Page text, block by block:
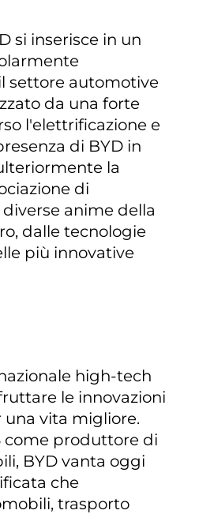
si inserisce in un
settore automotive
da una forte
l'elettrificazione e
di BYD in
la
di
anime della
dalle tecnologie
più innovative
high-tech
le innovazioni
vita migliore.
come produttore di
BYD vanta oggi
che
trasporto